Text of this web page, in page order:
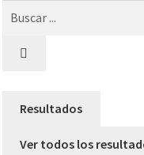
Resultados
Ver todos los